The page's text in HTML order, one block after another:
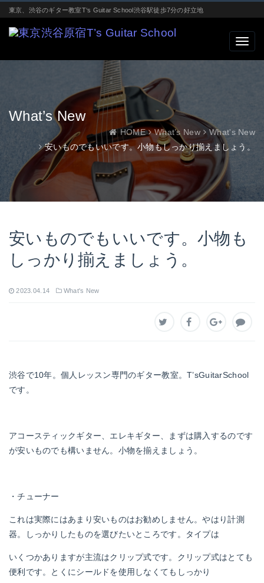
東京、渋谷のギター教室T‘s Guitar School渋谷駅徒歩7分の好立地
What’s New
HOME What’s New
What's New
安いものでもいいです。小物もしっかり揃えましょう。
安いものでもいいです。小物も
しっかり揃えましょう。
2023.04.14 What's New
渋谷で10年。個人レッスン専門のギター教室。T’sGuitarSchool
です。
アコースティックギター、エレキギター、まずは購入するのです
が安いものでも構いません。小物を揃えましょう。
・チューナー
これは実際にはあまり安いものはお勧めしません。やはり計測
器。しっかりしたものを選びたいところです。タイプは
いくつかありますが主流はクリップ式です。クリップ式はとても
便利です。とくにシールドを使用しなくてもしっかり